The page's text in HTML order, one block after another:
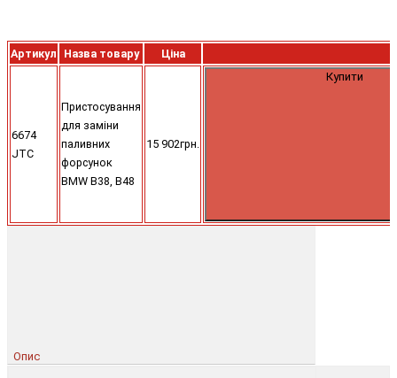
Артикул Назва товару Ціна
6674
JTC
Пристосування
для заміни
паливних
форсунок
BMW B38, B48
15 902грн.
Купити
Опис